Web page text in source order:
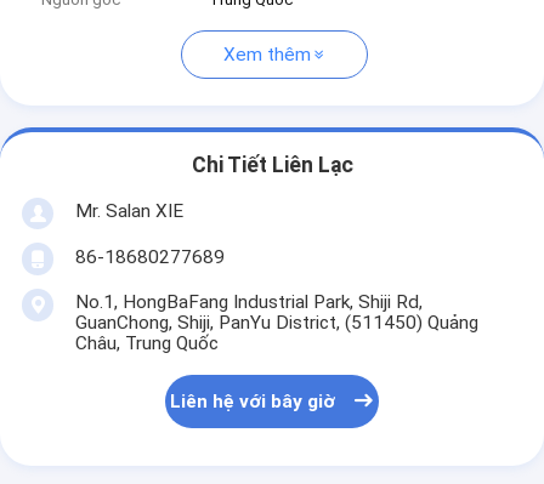
Xem thêm
Chi Tiết Liên Lạc
Mr. Salan XIE
86-18680277689
No.1, HongBaFang Industrial Park, Shiji Rd,
GuanChong, Shiji, PanYu District, (511450) Quảng
Châu, Trung Quốc
Liên hệ với bây giờ